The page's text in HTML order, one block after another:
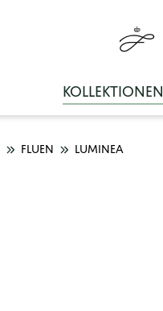
KOLLEKTIONEN
FLUEN LUMINEA